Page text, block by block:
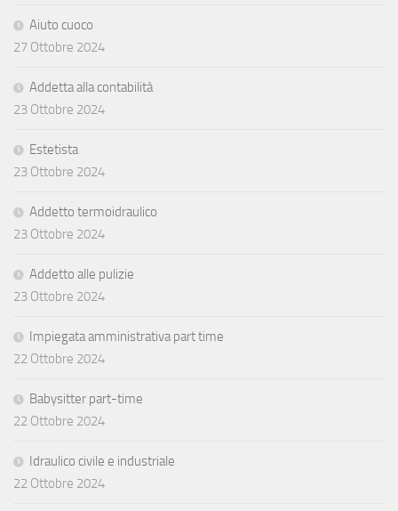
Aiuto cuoco
27 Ottobre 2024
Addetta alla contabilità
23 Ottobre 2024
Estetista
23 Ottobre 2024
Addetto termoidraulico
23 Ottobre 2024
Addetto alle pulizie
23 Ottobre 2024
Impiegata amministrativa part time
22 Ottobre 2024
Babysitter part-time
22 Ottobre 2024
Idraulico civile e industriale
22 Ottobre 2024